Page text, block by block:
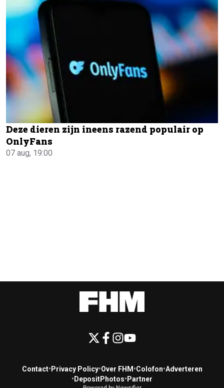
Deze dieren zijn ineens razend populair op
OnlyFans
07 aug, 19:00
Contact• Privacy Policy•Over FHM •Colofon•Adverteren
• DepositPhotos• Partner